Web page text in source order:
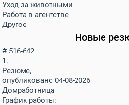
Уход за животными
Работа в агентстве
Другое
Новые
# 516-642
1.
Резюме,
опубликовано 04-08-2026
Домработница
График работы: